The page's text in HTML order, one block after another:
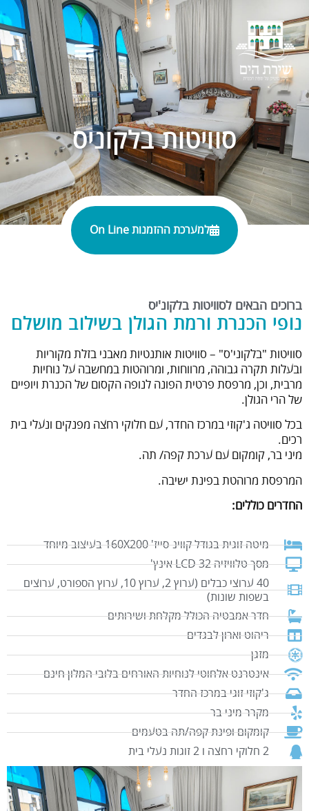
סוויטות בלקוניס
למערכת ההזמנות On Line
ברוכים הבאים לסוויטות בלקונ'יס
נופי הכנרת ורמת הגולן בשילוב מושלם
סוויטות "בלקוני'ס" – סוויטות אותנטיות מאבני בזלת מקוריות
ובעלות תקרה גבוהה, מרווחות, ומרוהטות במחשבה על נוחיות
מרבית, וכן, מרפסת פרטית הפונה לנופה הקסום של הכנרת ויופיים
של הרי הגולן.
בכל סוויטה ג'קוזי במרכז החדר, עם חלוקי רחצה מפנקים ונעלי בית
רכים.
מיני בר, קומקום עם ערכת קפה/ תה.
המרפסת מרוהטת בפינת ישיבה.
החדרים כוללים:
מיטה זוגית בגודל קווינ-סייז' 160X200 בעיצוב מיוחד
מסך טלוויזיה LCD 32 אינץ'
40 ערוצי כבלים (ערוץ 2, ערוץ 10, ערוץ הספורט, ערוצים
בשפות שונות)
חדר אמבטיה הכולל מקלחת ושירותים
ריהוט וארון לבגדים
מזגן
אינטרנט אלחוטי לנוחיות האורחים בלובי המלון חינם
ג'קוזי זוגי במרכז החדר
מקרר מיני בר
קומקום ופינת קפה/תה בטעמים
2 חלוקי רחצה ו 2 זוגות נעלי בית